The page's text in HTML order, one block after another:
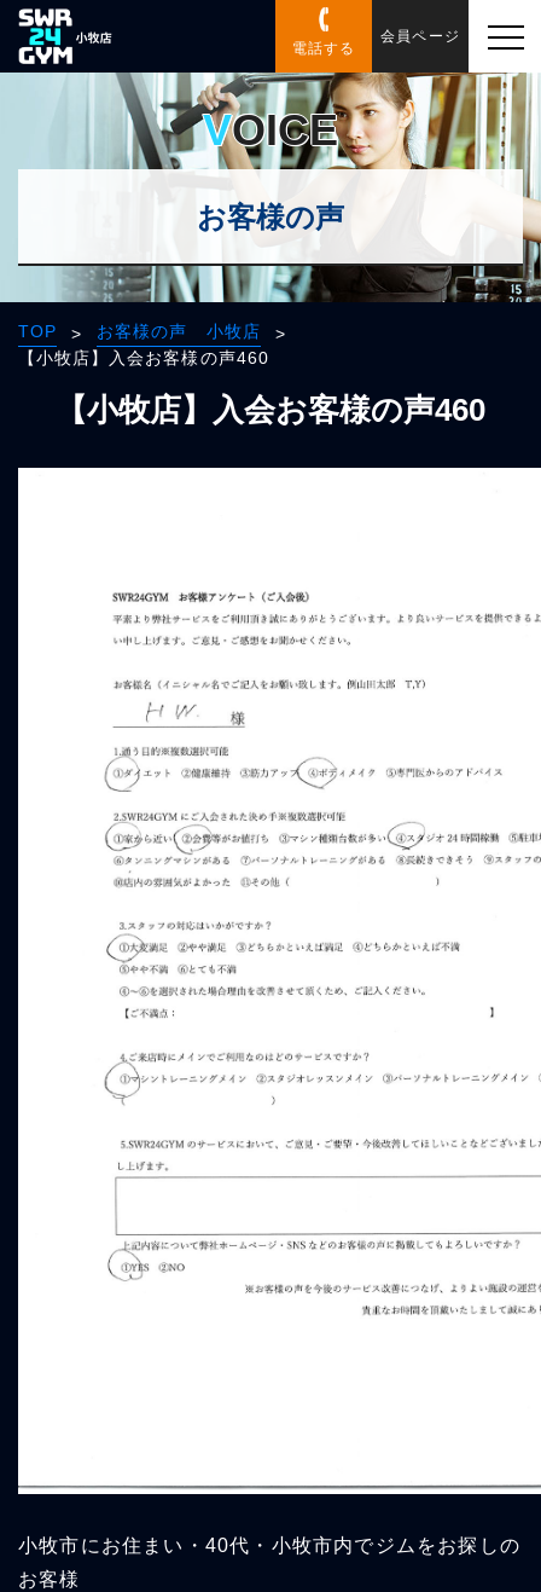
電話する
会員ページ
VOICE
お客様の声
TOP > お客様の声 小牧店
>
【小牧店】入会お客様の声460
【小牧店】入会お客様の声460
小牧市にお住まい・40代・小牧市内でジムをお探しの
お客様